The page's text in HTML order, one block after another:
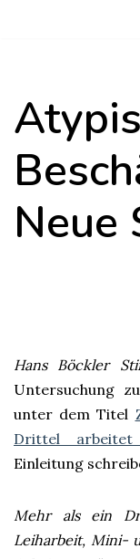
springen
Neue
Hans Böckler
Untersuchung
unter dem Titel
Drittel arbeitet
Einleitung
Mehr als ein
Leiharbeit, Mini-